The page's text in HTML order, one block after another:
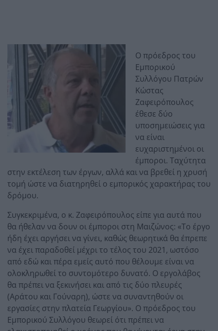
Ο πρόεδρος του
Εμπορικού
Συλλόγου Πατρών
Κώστας
Ζαφειρόπουλος
έθεσε δύο
υποσημειώσεις για
να είναι
ευχαριστημένοι οι
έμποροι. Ταχύτητα
στην εκτέλεση των έργων, αλλά και να βρεθεί η χρυσή
τομή ώστε να διατηρηθεί ο εμπορικός χαρακτήρας του
δρόμου.
Συγκεκριμένα, ο κ. Ζαφειρόπουλος είπε για αυτά που
θα ήθελαν να δουν οι έμποροι στη Μαιζώνος: «Το έργο
ήδη έχει αργήσει να γίνει, καθώς θεωρητικά θα έπρεπε
να έχει παραδοθεί μέχρι το τέλος του 2021, ωστόσο
από εδώ και πέρα εμείς αυτό που θέλουμε είναι να
ολοκληρωθεί το συντομότερο δυνατό. Ο εργολάβος
θα πρέπει να ξεκινήσει και από τις δύο πλευρές
(Αράτου και Γούναρη), ώστε να συναντηθούν οι
εργασίες στην πλατεία Γεωργίου». Ο πρόεδρος του
Εμπορικού Συλλόγου θεωρεί ότι πρέπει να